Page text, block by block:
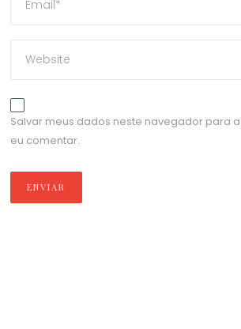
Salvar meus dados neste navegador para
eu comentar.